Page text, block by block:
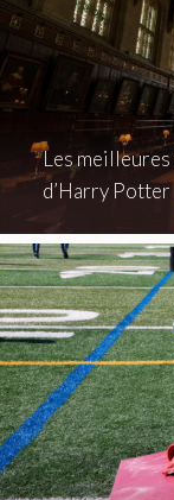
Les
d’Harry Potter